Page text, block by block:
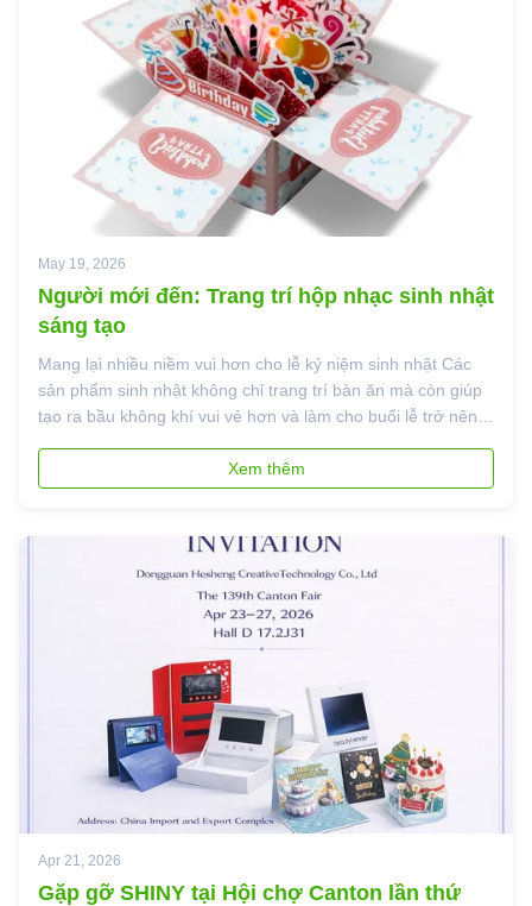
May 19, 2026
Người mới đến: Trang trí hộp nhạc sinh nhật
sáng tạo
Mang lại nhiều niềm vui hơn cho lễ kỷ niệm sinh nhật Các
sản phẩm sinh nhật không chỉ trang trí bàn ăn mà còn giúp
tạo ra bầu không khí vui vẻ hơn và làm cho buổi lễ trở nên
chúng tôi được thiết kế với ý tưởng đó với các yếu tố nhiều
lớp m...
Xem thêm
Apr 21, 2026
Gặp gỡ SHINY tại Hội chợ Canton lần thứ